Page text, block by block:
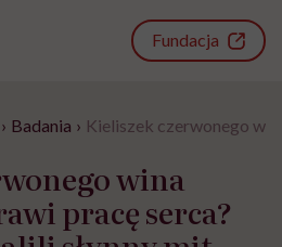
Fundacja
› Badania › Kieliszek czerwonego
wina
pracę serca?